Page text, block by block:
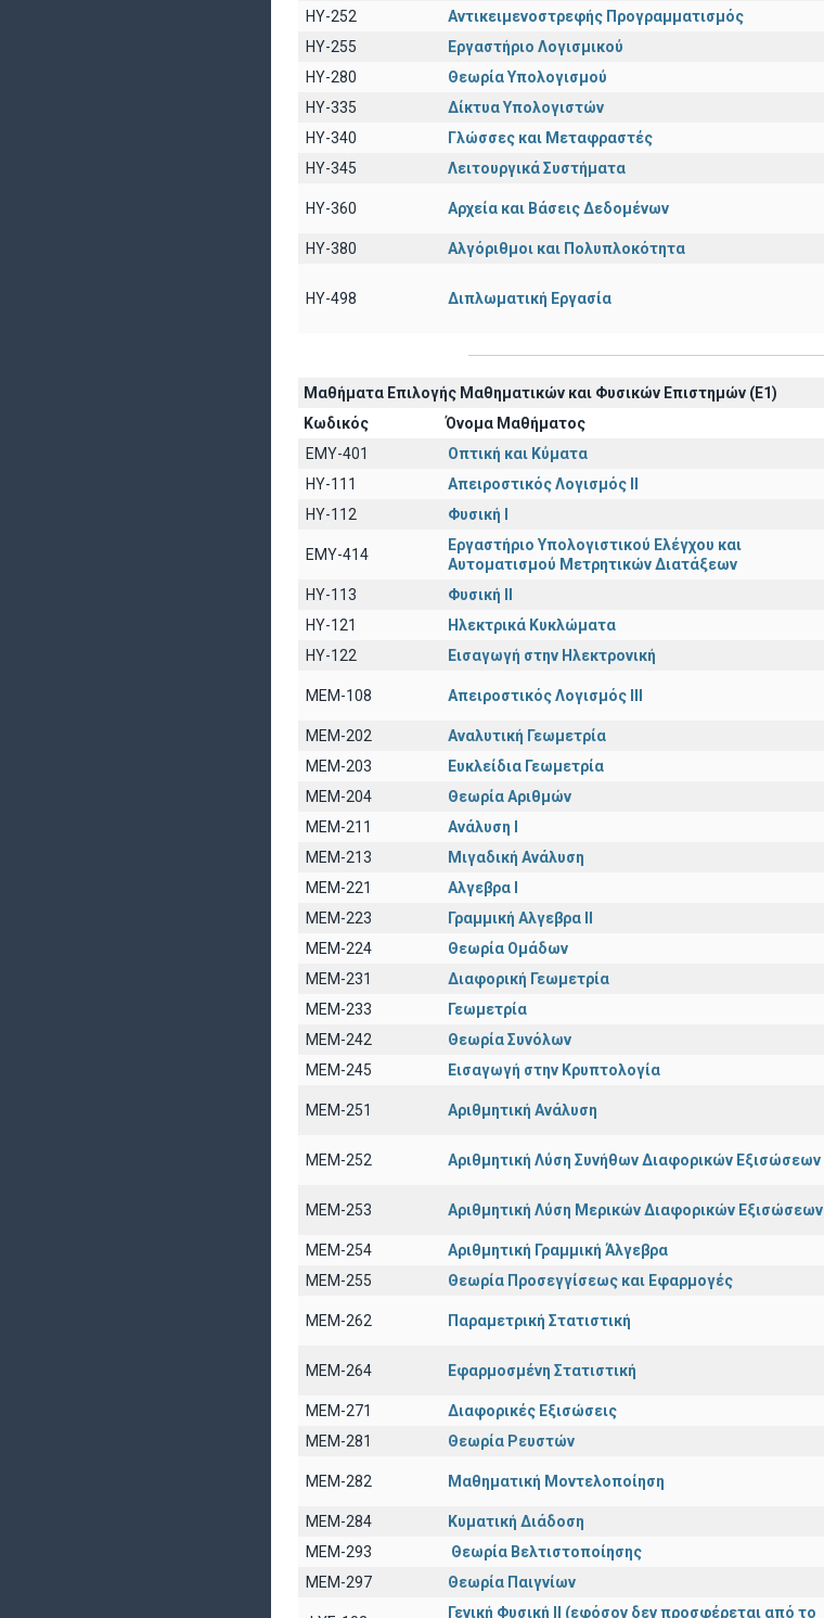
HY-252
Αντικειμενοστρεφής Προγραμματισμός
HY-255
Εργαστήριο Λογισμικού
HY-280
Θεωρία Υπολογισμού
HY-335
Δίκτυα Υπολογιστών
HY-340
Γλώσσες και Μεταφραστές
HY-345
Λειτουργικά Συστήματα
HY-360 Αρχεία και Βάσεις Δεδομένων
HY-380
Αλγόριθμοι και Πολυπλοκότητα
HY-498 Διπλωματική Εργασία
Μαθήματα Επιλογής Μαθηματικών και Φυσικών Επιστημών (Ε1)
Κωδικός
Όνομα Μαθήματος
EΜY-401
Οπτική και Κύματα
HY-111
Απειροστικός Λογισμός ΙI
HY-112
Φυσική I
ΕΜΥ-414
Εργαστήριο Υπολογιστικού Ελέγχου και
Αυτοματισμού Μετρητικών Διατάξεων
ΗΥ-113
Φυσική ΙΙ
ΗΥ-121
Ηλεκτρικά Κυκλώματα
ΗΥ-122
Εισαγωγή στην Ηλεκτρονική
ΜΕΜ-108 Απειροστικός Λογισμός ΙΙI
ΜΕΜ-202
Αναλυτική Γεωμετρία
ΜΕΜ-203
Ευκλείδια Γεωμετρία
ΜΕΜ-204
Θεωρία Αριθμών
ΜΕΜ-211
Ανάλυση Ι
ΜΕΜ-213
Μιγαδική Ανάλυση
ΜΕΜ-221
Αλγεβρα Ι
ΜΕΜ-223
Γραμμική Αλγεβρα ΙΙ
ΜΕΜ-224
Θεωρία Ομάδων
ΜΕΜ-231
Διαφορική Γεωμετρία
ΜΕΜ-233
Γεωμετρία
ΜΕΜ-242
Θεωρία Συνόλων
ΜΕΜ-245
Εισαγωγή στην Κρυπτολογία
ΜΕΜ-251 Αριθμητική Ανάλυση
ΜΕΜ-252 Αριθμητική Λύση Συνήθων Διαφορικών Εξισώσεων
ΜΕΜ-253 Αριθμητική Λύση Μερικών Διαφορικών Εξισώσεων
ΜΕΜ-254
Αριθμητική Γραμμική Άλγεβρα
ΜΕΜ-255
Θεωρία Προσεγγίσεως και Εφαρμογές
ΜΕΜ-262 Παραμετρική Στατιστική
ΜΕΜ-264 Εφαρμοσμένη Στατιστική
ΜΕΜ-271
Διαφορικές Εξισώσεις
ΜΕΜ-281
Θεωρία Ρευστών
ΜΕΜ-282 Μαθηματική Μοντελοποίηση
ΜΕΜ-284
Κυματική Διάδοση
ΜΕΜ-293
Θεωρία Βελτιστοποίησης
ΜΕΜ-297
Θεωρία Παιγνίων
Γενική Φυσική ΙΙ (εφόσον δεν προσφέρεται από το